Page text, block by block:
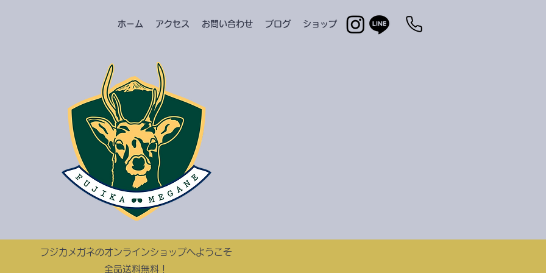
ホーム アクセス お問い合わせ ブログ ショップ
​フジカメガネのオンラインショップへようこそ
​​全品送料無料！